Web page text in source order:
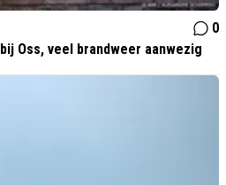
0
Oss, veel brandweer aanwezig